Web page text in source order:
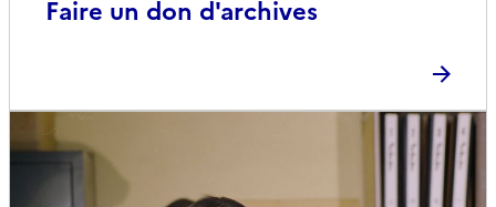
Faire un don d'archives